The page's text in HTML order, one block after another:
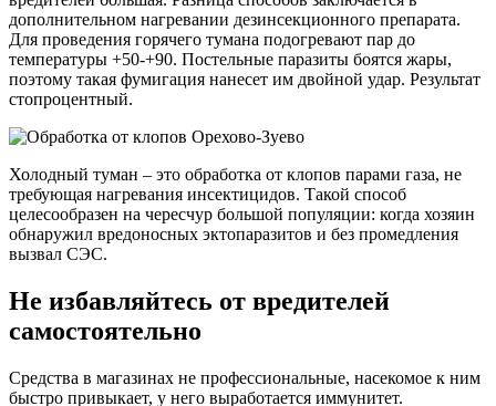
дополнительном нагревании дезинсекционного препарата.
Для проведения горячего тумана подогревают пар до
температуры +50-+90. Постельные паразиты боятся жары,
поэтому такая фумигация нанесет им двойной удар. Результат
стопроцентный.
Холодный туман – это обработка от клопов парами газа, не
требующая нагревания инсектицидов. Такой способ
целесообразен на чересчур большой популяции: когда хозяин
обнаружил вредоносных эктопаразитов и без промедления
вызвал СЭС.
Не избавляйтесь от вредителей
самостоятельно
Средства в магазинах не профессиональные, насекомое к ним
быстро привыкает, у него выработается иммунитет.